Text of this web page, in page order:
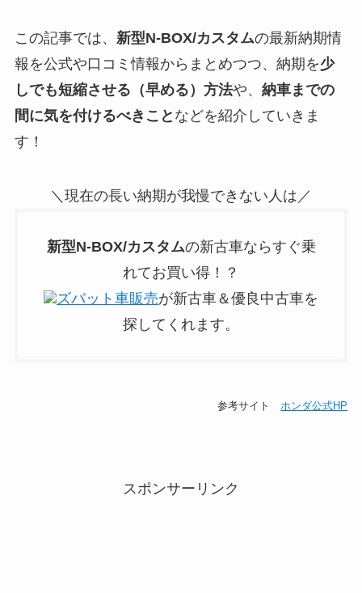
この記事では、 新型N-BOX/カスタムの最新納期情
報を公式や口コミ情報からまとめつつ、納期を少
しでも短縮させる（早める）方法や、 納車までの
間に気を付けるべきこと などを紹介していきま
す！
＼現在の長い納期が我慢できない人は／
新型N-BOX/カスタムの新古車ならすぐ乗
れてお買い得！？
ズバット車販売が新古車＆優良中古車を
探してくれます。
参考サイトホンダ公式HP
スポンサーリンク